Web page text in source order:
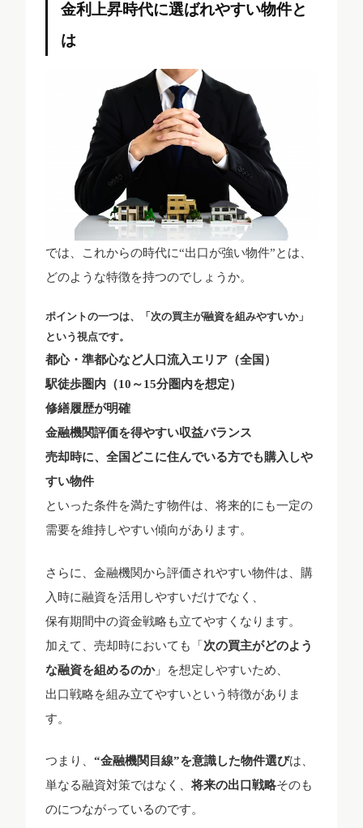
金利上昇時代に選ばれやすい物件と
は
では、これからの時代に“出口が強い物件”とは、
どのような特徴を持つのでしょうか。
ポイントの一つは、「次の買主が融資を組みやすいか」
という視点です。
都心・準都心など人口流入エリア（全国）
駅徒歩圏内（10～15分圏内を想定）
修繕履歴が明確
金融機関評価を得やすい収益バランス
売却時に、全国どこに住んでいる方でも購入しや
すい物件
といった条件を満たす物件は、将来的にも一定の
需要を維持しやすい傾向があります。
さらに、金融機関から評価されやすい物件は、購
入時に融資を活用しやすいだけでなく、
保有期間中の資金戦略も立てやすくなります。
加えて、売却時においても「次の買主がどのよう
な融資を組めるのか」を想定しやすいため、
出口戦略を組み立てやすいという特徴がありま
す。
つまり、 “金融機関目線”を意識した物件選びは、
単なる融資対策ではなく、将来の出口戦略そのも
のにつながっているのです。